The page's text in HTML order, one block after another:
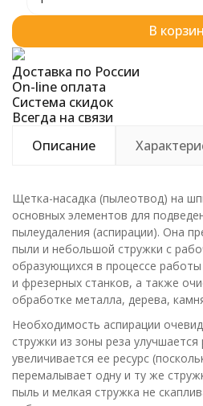
В
Доставка по России
On-line оплата
Система скидок
Всегда на связи
Описание
Щетка-насадка (пылеотвод) на
основных элементов для
пылеудаления (аспирации). Она
пыли и небольшой стружки с
образующихся в процессе
и фрезерных станков, а также
обработке металла, дерева,
Необходимость аспирации
стружки из зоны реза
увеличивается ее ресурс
перемалывает одну и ту же
пыль и мелкая стружка не